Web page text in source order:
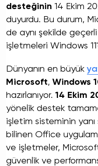
desteğinin 14 Ekim
duyurdu. Bu durum,
de aynı şekilde geçerli
işletmeleri Windows
Dünyanın en büyük
Microsoft, Windows
hazırlanıyor. 14 Ekim
yönelik destek
işletim sisteminin yanı
bilinen Office
ve işletmeler,
güvenlik ve